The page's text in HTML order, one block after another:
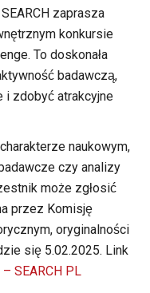
zaprasza
konkursie
To doskonała
badawczą,
i zdobyć atrakcyjne
naukowym,
czy analizy
może zgłosić
przez Komisję
oryginalności
się 5.02.2025. Link
SEARCH PL